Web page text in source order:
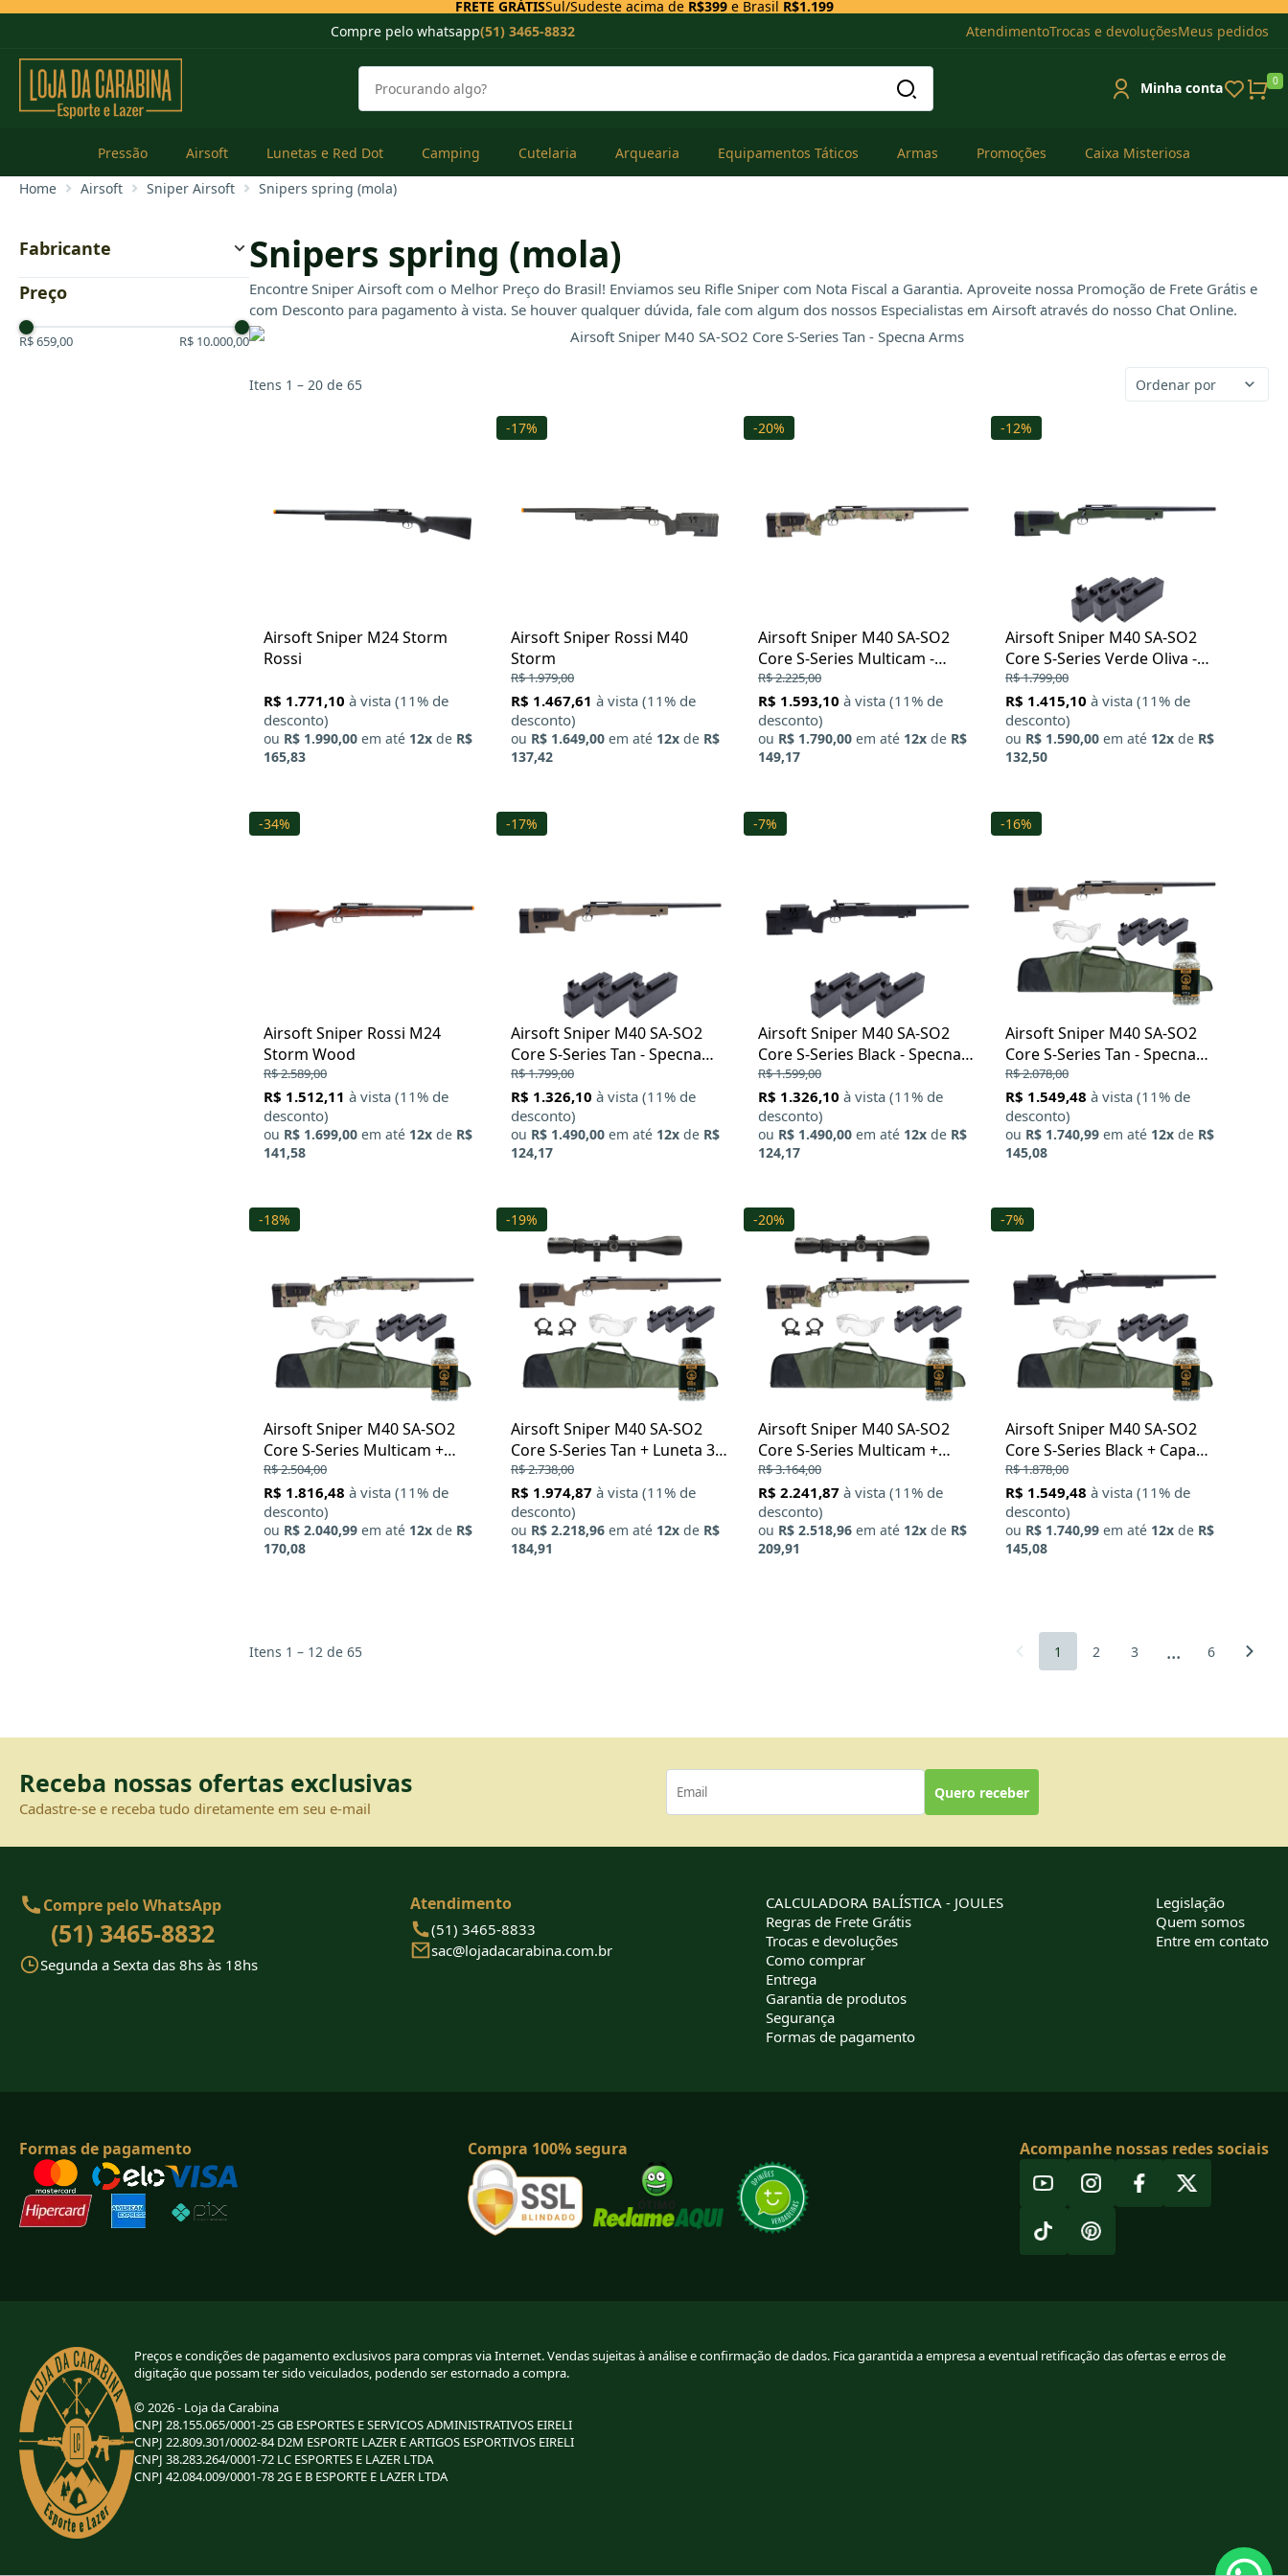
FRETE GRÁTISSul/Sudeste acima de R$399e Brasil R$1.199
Compre pelo whatsapp(51) 3465-8832 AtendimentoTrocas e devoluçõesMeus pedidos
Minha conta 0
Pressão Airsoft Lunetas e Red Dot Camping Cutelaria Arquearia Equipamentos Táticos Armas Promoções
Caixa Misteriosa
Home
Airsoft Sniper Airsoft Snipers spring (mola)
Fabricante
AGM
Crosman
Cyma
Preço
R$ 659,00 R$ 10.000,00
Snipers spring (mola)
Encontre Sniper Airsoft com o Melhor Preço do Brasil! Enviamos seu Rifle Sniper com Nota Fiscal a Garantia. Aproveite nossa Promoção de Frete Grátis e
com Desconto para pagamento à vista. Se houver qualquer dúvida, fale com algum dos nossos Especialistas em Airsoft através do nosso Chat Online.
Itens 1 – 20 de 65 Ordenar por
Airsoft Sniper M24 Storm
Rossi
R$ 1.771,10 à vista (11% de
desconto)
ou R$ 1.990,00 em até 12x de R$
165,83
-17%
Airsoft Sniper Rossi M40
Storm
R$ 1.979,00
R$ 1.467,61 à vista (11% de
desconto)
ou R$ 1.649,00 em até 12x de R$
137,42
-20%
Airsoft Sniper M40 SA-SO2
Core S-Series Multicam -
Specna Arms
R$ 2.225,00
R$ 1.593,10 à vista (11% de
desconto)
ou R$ 1.790,00 em até 12x de R$
149,17
-12%
Airsoft Sniper M40 SA-SO2
Core S-Series Verde Oliva -
Specna Arms
R$ 1.799,00
R$ 1.415,10 à vista (11% de
desconto)
ou R$ 1.590,00 em até 12x de R$
132,50
-34%
Airsoft Sniper Rossi M24
Storm Wood
R$ 2.589,00
R$ 1.512,11 à vista (11% de
desconto)
ou R$ 1.699,00 em até 12x de R$
141,58
-17%
Airsoft Sniper M40 SA-SO2
Core S-Series Tan - Specna
Arms
R$ 1.799,00
R$ 1.326,10 à vista (11% de
desconto)
ou R$ 1.490,00 em até 12x de R$
124,17
-7%
Airsoft Sniper M40 SA-SO2
Core S-Series Black - Specna
Arms
R$ 1.599,00
R$ 1.326,10 à vista (11% de
desconto)
ou R$ 1.490,00 em até 12x de R$
124,17
-16%
Airsoft Sniper M40 SA-SO2
Core S-Series Tan - Specna
Arms + Capa Sniper + Oculos
+ BBs 0.43g
R$ 2.078,00
R$ 1.549,48 à vista (11% de
desconto)
ou R$ 1.740,99 em até 12x de R$
145,08
-18%
Airsoft Sniper M40 SA-SO2
Core S-Series Multicam +
Capa Sniper + Oculos de
Protecao + BBs 0.43g
R$ 2.504,00
R$ 1.816,48 à vista (11% de
desconto)
ou R$ 2.040,99 em até 12x de R$
170,08
-19%
Airsoft Sniper M40 SA-SO2
Core S-Series Tan + Luneta 3-
9x40 + Capa Sniper + Oculos +
BBs 0.43g
R$ 2.738,00
R$ 1.974,87 à vista (11% de
desconto)
ou R$ 2.218,96 em até 12x de R$
184,91
-20%
Airsoft Sniper M40 SA-SO2
Core S-Series Multicam +
Luneta 3-9x30 + Capa Sniper +
Oculos + BBs 0.43g
R$ 3.164,00
R$ 2.241,87 à vista (11% de
desconto)
ou R$ 2.518,96 em até 12x de R$
209,91
-7%
Airsoft Sniper M40 SA-SO2
Core S-Series Black + Capa
Sniper + Oculos de Protecao +
BBs 0.43g
R$ 1.878,00
R$ 1.549,48 à vista (11% de
desconto)
ou R$ 1.740,99 em até 12x de R$
145,08
Itens 1 – 12 de 65 1 2 3 ... 6
Receba nossas ofertas exclusivas
Cadastre-se e receba tudo diretamente em seu e-mail
Quero receber
Compre pelo WhatsApp
(51) 3465-8832
Segunda a Sexta das 8hs às 18hs
Atendimento
(51) 3465-8833
sac@lojadacarabina.com.br
CALCULADORA BALÍSTICA - JOULES
Regras de Frete Grátis
Trocas e devoluções
Como comprar
Entrega
Garantia de produtos
Segurança
Formas de pagamento
Legislação
Quem somos
Entre em contato
Formas de pagamento Compra 100% segura Acompanhe nossas redes sociais
Preços e condições de pagamento exclusivos para compras via Internet. Vendas sujeitas à análise e confirmação de dados. Fica garantida a empresa a eventual retificação das ofertas e erros de
digitação que possam ter sido veiculados, podendo ser estornado a compra.
© 2026 - Loja da Carabina
CNPJ 28.155.065/0001-25 GB ESPORTES E SERVICOS ADMINISTRATIVOS EIRELI
CNPJ 22.809.301/0002-84 D2M ESPORTE LAZER E ARTIGOS ESPORTIVOS EIRELI
CNPJ 38.283.264/0001-72 LC ESPORTES E LAZER LTDA
CNPJ 42.084.009/0001-78 2G E B ESPORTE E LAZER LTDA